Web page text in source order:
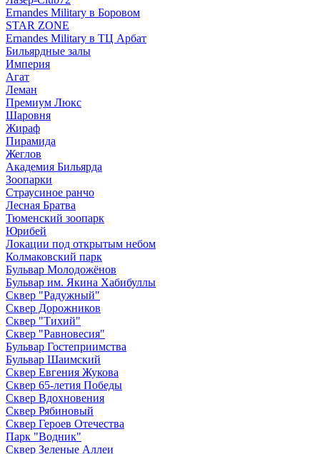
Ernandes Military в Боровом
STAR ZONE
Ernandes Military в ТЦ Арбат
Бильярдные залы
Империя
Агат
Леман
Премиум Люкс
Шаровня
Жираф
Пирамида
Жеглов
Академия Бильярда
Зоопарки
Страусиное ранчо
Лесная Братва
Тюменский зоопарк
Юрибей
Локации под открытым небом
Колмаковский парк
Бульвар Молодожёнов
Бульвар им. Якина Хабибуллы
Сквер "Радужный"
Сквер Дорожников
Сквер "Тихий"
Cквер "Равновесия"
Бульвар Гостеприимства
Бульвар Шаимский
Сквер Евгения Жукова
Сквер 65-летия Победы
Сквер Вдохновения
Сквер Рябиновый
Сквер Героев Отечества
Парк "Водник"
Сквер Зеленые Аллеи